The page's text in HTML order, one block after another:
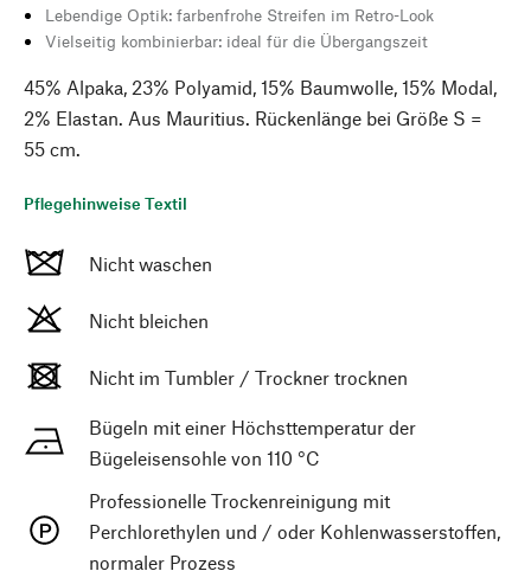
Lebendige Optik: farbenfrohe Streifen im Retro-Look
Vielseitig kombinierbar: ideal für die Übergangszeit
45% Alpaka, 23% Polyamid, 15% Baumwolle, 15% Modal,
2% Elastan. Aus Mauritius. Rückenlänge bei Größe S =
55 cm.
Pflegehinweise Textil
Nicht waschen
Nicht bleichen
Nicht im Tumbler / Trockner trocknen
Bügeln mit einer Höchsttemperatur der
Bügeleisensohle von 110 °C
Professionelle Trockenreinigung mit
Perchlorethylen und / oder Kohlenwasserstoffen,
normaler Prozess